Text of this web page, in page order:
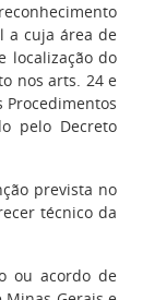
a cuja área de
localização do
nos arts. 24 e
Procedimentos
pelo Decreto
prevista no
técnico da
acordo de